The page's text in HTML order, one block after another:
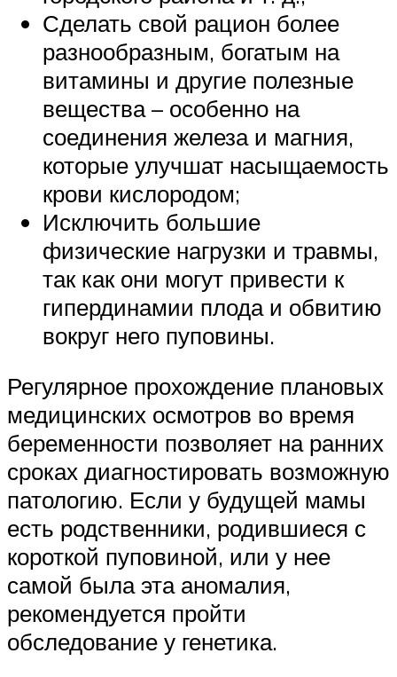
Сделать свой рацион более
разнообразным, богатым на
витамины и другие полезные
вещества – особенно на
соединения железа и магния,
которые улучшат насыщаемость
крови кислородом;
Исключить большие
физические нагрузки и травмы,
так как они могут привести к
гипердинамии плода и обвитию
вокруг него пуповины.
Регулярное прохождение плановых
медицинских осмотров во время
беременности позволяет на ранних
сроках диагностировать возможную
патологию. Если у будущей мамы
есть родственники, родившиеся с
короткой пуповиной, или у нее
самой была эта аномалия,
рекомендуется пройти
обследование у генетика.